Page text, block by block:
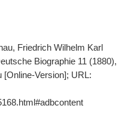
Friedrich Wilhelm Karl
Biographie 11 (1880),
[Online-Version]; URL: